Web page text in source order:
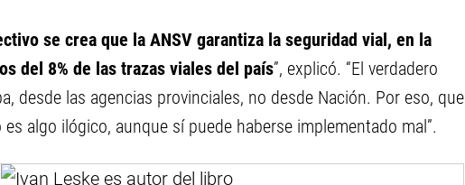
se crea que la ANSV garantiza la seguridad vial, en la
del 8% de las trazas viales del país”, explicó. “El verdadero
desde las agencias provinciales, no desde Nación. Por eso, que
algo ilógico, aunque sí puede haberse implementado mal”.